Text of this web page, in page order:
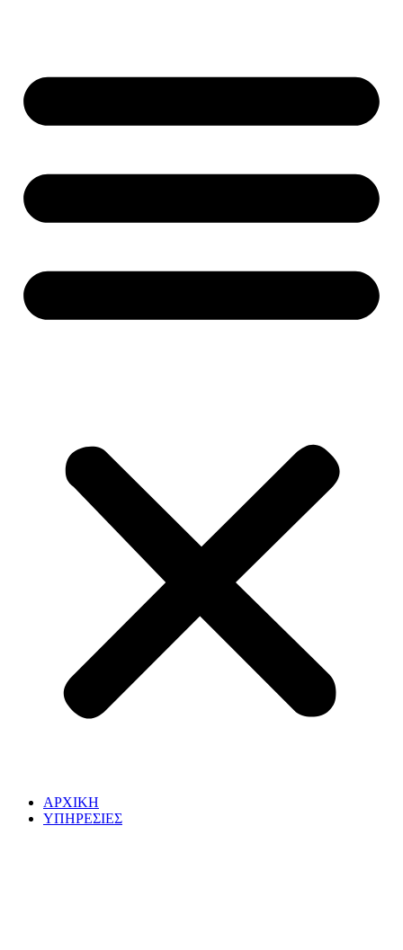
ΑΡΧΙΚΗ
ΥΠΗΡΕΣΙΕΣ